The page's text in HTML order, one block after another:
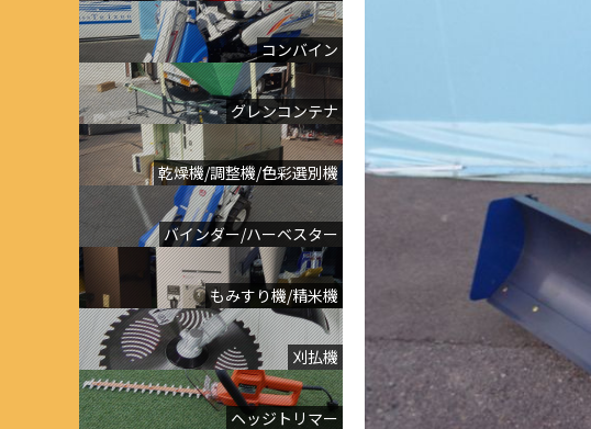
コンバイン
グレンコンテナ
乾燥機/調整機/色彩選別機
バインダー/ハーベスター
もみすり機/精米機
刈払機
ヘッジトリマー